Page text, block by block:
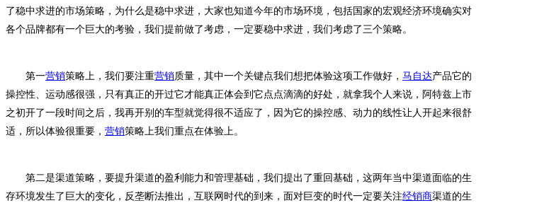
了稳中求进的市场策略，为什么是稳中求进，大家也知道今年的市场环境，包括国家的宏观经济环境确实对
各个品牌都有一个巨大的考验，我们提前做了考虑，一定要稳中求进，我们考虑了三个策略。
第一营销策略上，我们要注重营销质量，其中一个关键点我们想把体验这项工作做好， 马自达产品它的
操控性、运动感很强，只有真正的开过它才能真正体会到它点点滴滴的好处，就拿我个人来说，阿特兹上市
之初开了一段时间之后，我再开别的车型就觉得很不适应了，因为它的操控感、动力的线性让人开起来很舒
适，所以体验很重要， 营销策略上我们重点在体验上。
第二是渠道策略，要提升渠道的盈利能力和管理基础，我们提出了重回基础，这两年当中渠道面临的生
存环境发生了巨大的变化，反垄断法推出，互联网时代的到来，面对巨变的时代一定要关注经销商渠道的生